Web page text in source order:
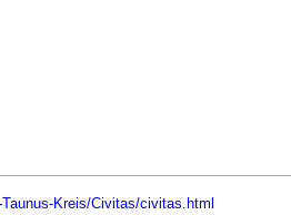
Kreis/Civitas/civitas.html